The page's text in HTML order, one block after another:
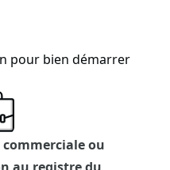
pour bien démarrer
ou